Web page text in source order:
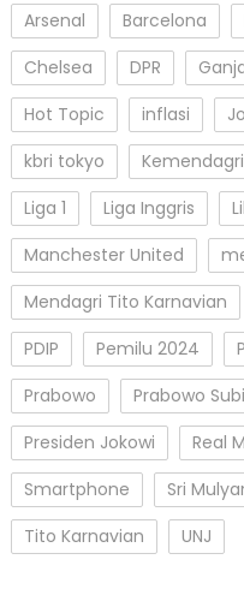
Arsenal Barcelona
Chelsea
DPR
Hot Topic
inflasi
kbri tokyo
Kemendagri
Liga 1
Liga Inggris
Manchester United
Mendagri Tito Karnavian
PDIP
Pemilu 2024
Prabowo
Prabowo
Presiden Jokowi
Real
Smartphone
Sri
Tito Karnavian
UNJ